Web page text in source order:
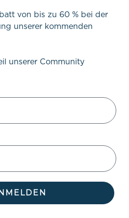
von bis zu 60 % bei der
unserer kommenden
unserer Community